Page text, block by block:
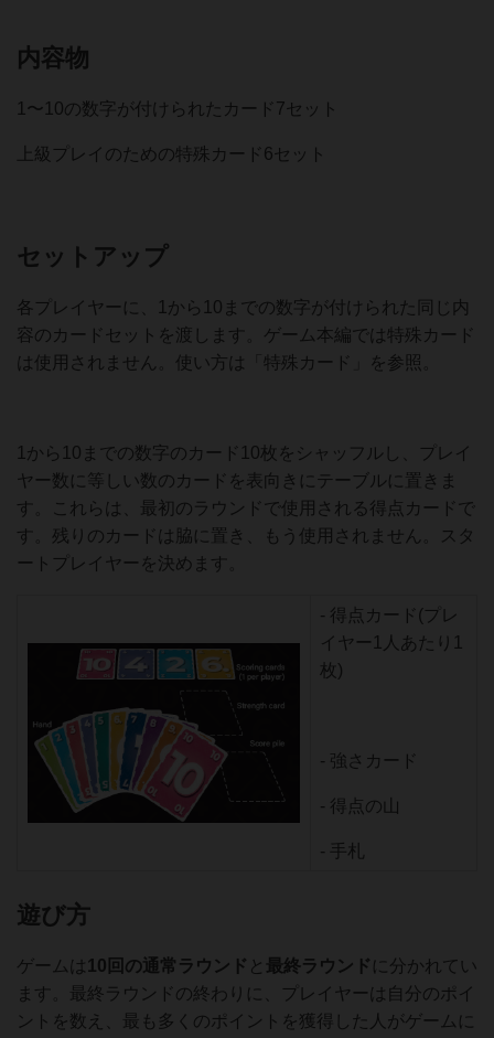
内容物
1〜10の数字が付けられたカード7セット
上級プレイのための特殊カード6セット
セットアップ
各プレイヤーに、1から10までの数字が付けられた同じ内
容のカードセットを渡します。ゲーム本編では特殊カード
は使用されません。使い方は「特殊カード」を参照。
1から10までの数字のカード10枚をシャッフルし、プレイ
ヤー数に等しい数のカードを表向きにテーブルに置きま
す。これらは、最初のラウンドで使用される得点カードで
す。残りのカードは脇に置き、もう使用されません。スタ
ートプレイヤーを決めます。
- 得点カード(プレ
イヤー1人あたり1
枚)
- 強さカード
- 得点の山
- 手札
遊び方
ゲームは 10回の通常ラウンド と 最終ラウンド に分かれてい
ます。最終ラウンドの終わりに、プレイヤーは自分のポイ
ントを数え、最も多くのポイントを獲得した人がゲームに